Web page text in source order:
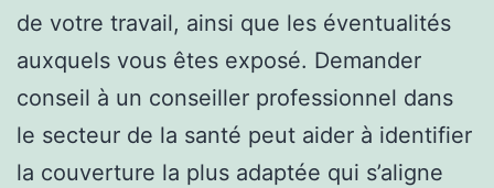
de votre travail, ainsi que les éventualités
auxquels vous êtes exposé. Demander
conseil à un conseiller professionnel dans
le secteur de la santé peut aider à identifier
la couverture la plus adaptée qui s’aligne